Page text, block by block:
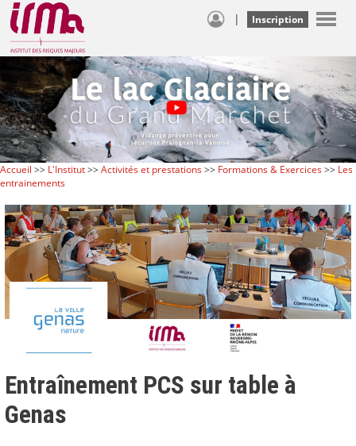
| Inscription
Accueil >> L'Institut>>Activités et prestations>> Formations & Exercices>> Les
entrainements
Entraînement PCS sur table à
Genas